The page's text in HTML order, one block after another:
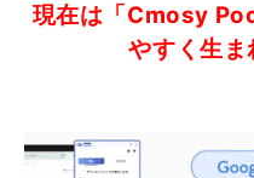
現在は「Cmosy
やすく生ま